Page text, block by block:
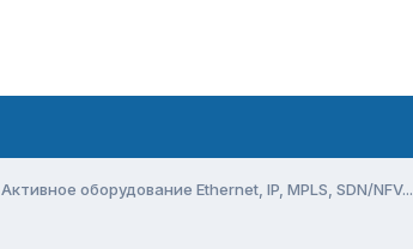
Активное оборудование Ethernet, IP, MPLS, SDN/NFV...